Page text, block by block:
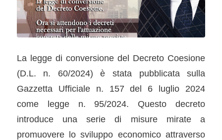
La legge di conversione del Decreto Coesione
(D.L. n. 60/2024) è stata pubblicata sulla
Gazzetta Ufficiale n. 157 del 6 luglio 2024
come legge n. 95/2024. Questo decreto
introduce una serie di misure mirate a
promuovere lo sviluppo economico attraverso